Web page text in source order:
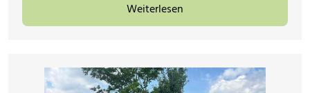
Weiterlesen